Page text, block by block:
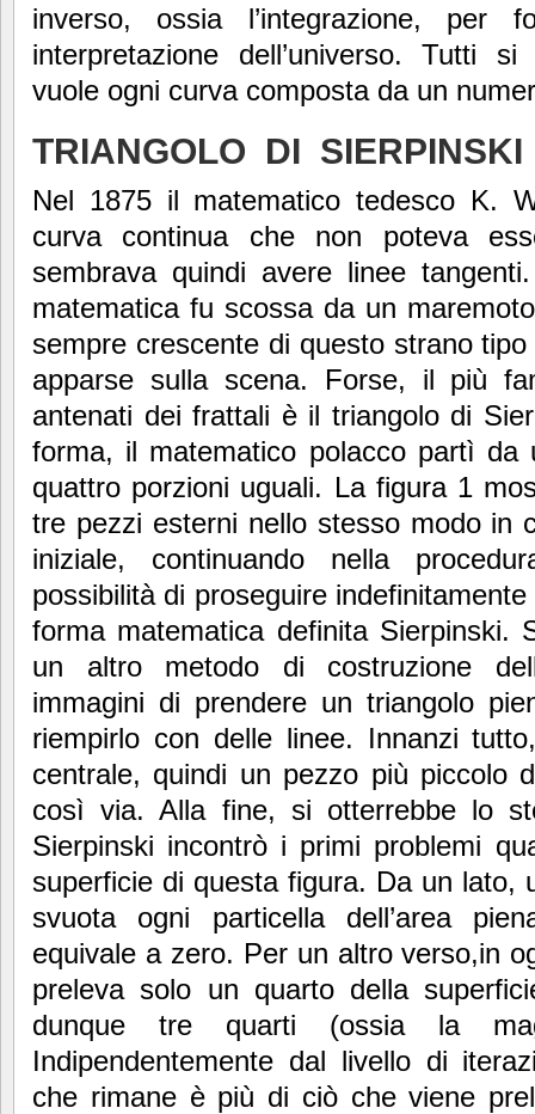
inverso, ossia l’integrazione, per
interpretazione dell’universo. Tutti
vuole ogni curva composta da un
TRIANGOLO DI SIERPINSKI
Nel 1875 il matematico tedesco K.
curva continua che non poteva
sembrava quindi avere linee
matematica fu scossa da un
sempre crescente di questo strano
apparse sulla scena. Forse, il più
antenati dei frattali è il triangolo di
forma, il matematico polacco partì
quattro porzioni uguali. La figura 1
tre pezzi esterni nello stesso modo in
iniziale, continuando nella
possibilità di proseguire
forma matematica definita Sierpinski.
un altro metodo di costruzione
immagini di prendere un triangolo
riempirlo con delle linee. Innanzi
centrale, quindi un pezzo più piccolo
così via. Alla fine, si otterrebbe lo
Sierpinski incontrò i primi problemi
superficie di questa figura. Da un lato,
svuota ogni particella dell’area
equivale a zero. Per un altro verso,in
preleva solo un quarto della
dunque tre quarti (ossia la
Indipendentemente dal livello di
che rimane è più di ciò che viene